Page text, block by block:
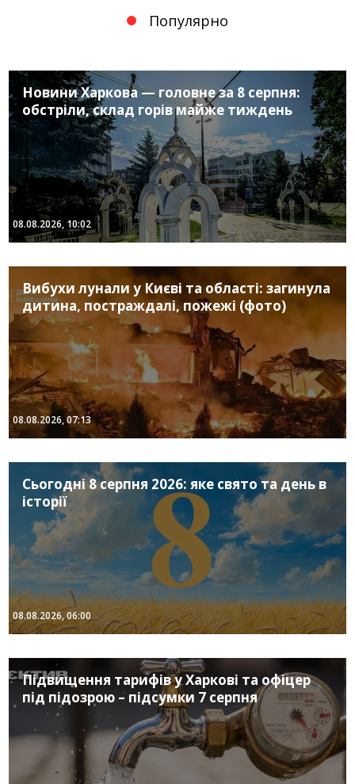
Популярно
Новини Харкова — головне за 8 серпня:
обстріли, склад горів майже тиждень
08.08.2026, 10:02
Вибухи лунали у Києві та області: загинула
дитина, постраждалі, пожежі (фото)
08.08.2026, 07:13
Сьогодні 8 серпня 2026: яке свято та день в
історії
08.08.2026, 06:00
Підвищення тарифів у Харкові та офіцер
під підозрою – підсумки 7 серпня